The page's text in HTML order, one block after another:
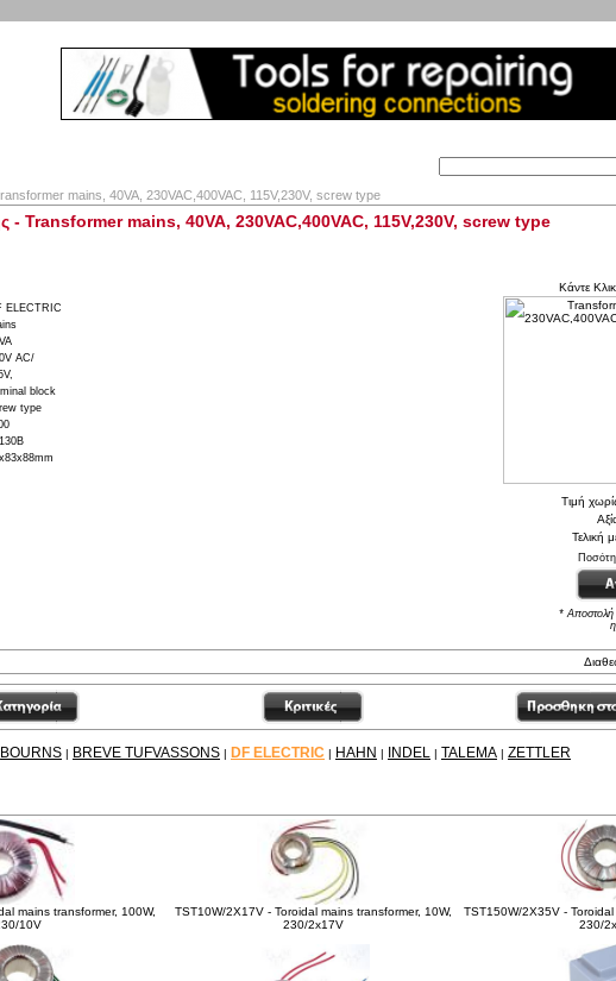
mains, 40VA, 230VAC,400VAC, 115V,230V, screw type
- Transformer mains, 40VA, 230VAC,400VAC, 115V,230V, screw type
Κάντε
Τιμή
Τελική
* Αποστολή
ELECTRIC
AC/
block
type
BOURNS | BREVE TUFVASSONS | DF ELECTRIC | HAHN | INDEL | TALEMA | ZETTLER
mains transformer, 100W,
10V
TST10W/2X17V - Toroidal mains transformer, 10W,
230/2x17V
TST150W/2X35V -
230/